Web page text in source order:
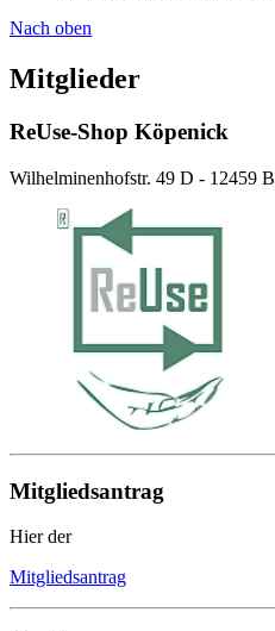
Nach oben
Mitglieder
ReUse-Shop Köpenick
Wilhelminenhofstr. 49 D - 12459
Mitgliedsantrag
Hier der
Mitgliedsantrag